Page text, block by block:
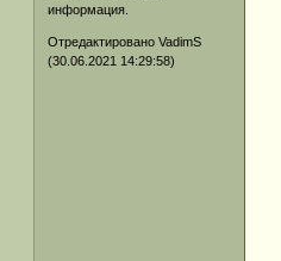
информация.
Отредактировано VadimS
(30.06.2021 14:29:58)